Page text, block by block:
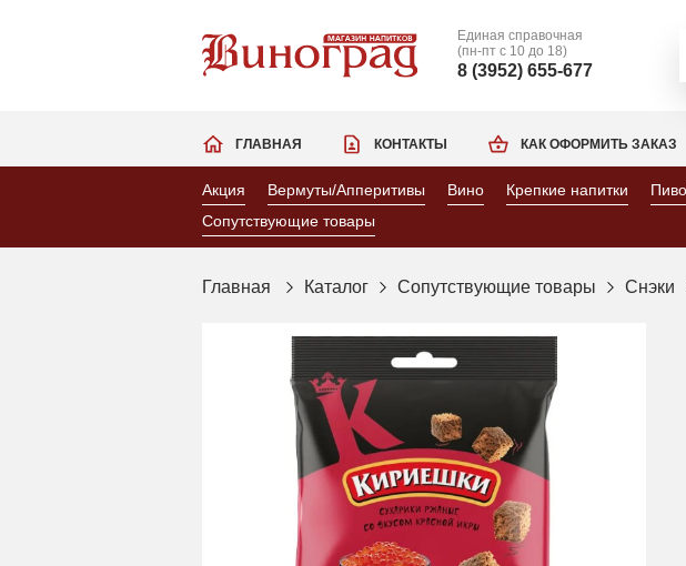
Единая справочная
(пн-пт с 10 до 18)
8 (3952) 655-677
КАК ОФОРМИТЬ ЗАКАЗ
ГЛАВНАЯ КОНТАКТЫ
Акция Вермуты/Апперитивы Вино Крепкие напитки
Сопутствующие товары
Главная Каталог Сопутствующие товары Снэки